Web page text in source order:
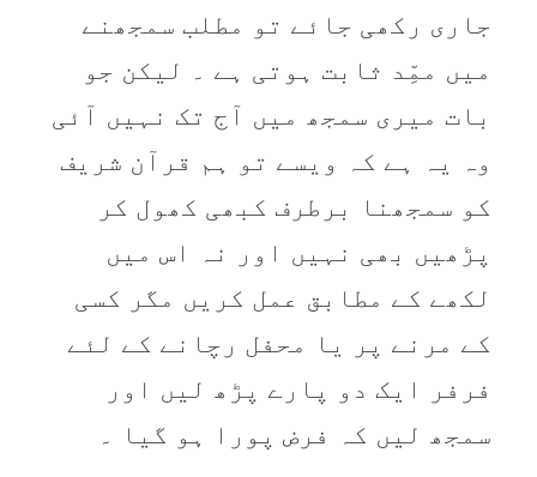
جاری رکھی جائے تو مطلب سمجھنے
میں ممِّد ثابت ہوتی ہے ۔ لیکن جو
بات میری سمجھ میں آج تک نہیں آئی
وہ یہ ہے کہ ویسے تو ہم قرآن شریف
کو سمجھنا برطرف کبھی کھول کر
پڑھیں بھی نہیں اور نہ اس میں
لکھے کے مطابق عمل کریں مگر کسی
کے مرنے پر یا محفل رچانے کے لئے
فرفر ایک دو پارے پڑھ لیں اور
سمجھ لیں کہ فرض پورا ہو گیا ۔